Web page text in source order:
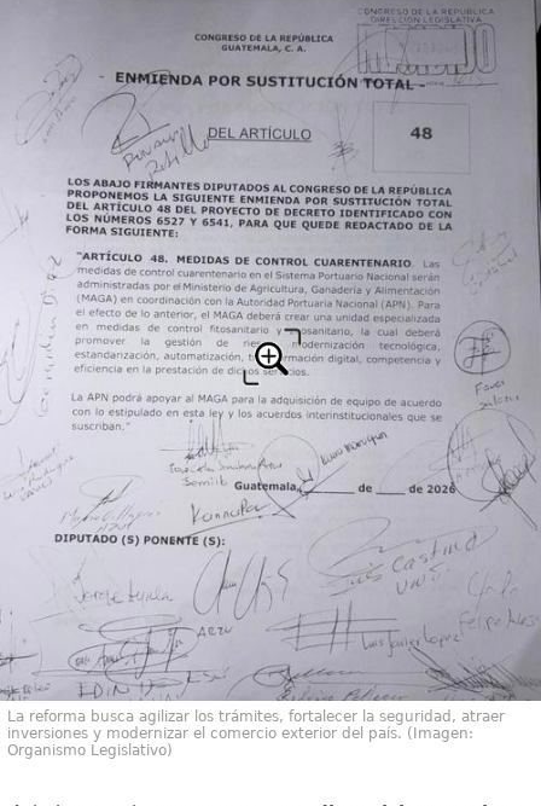
La reforma busca agilizar los trámites, fortalecer la seguridad, atraer
inversiones y modernizar el comercio exterior del país. (Imagen:
Organismo Legislativo)